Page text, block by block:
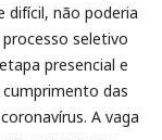
difícil, não poderia
seletivo
presencial e
das
A vaga